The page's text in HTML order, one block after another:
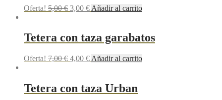
Oferta! 5,00€ 3,00 € Añadir al carrito
Tetera con taza garabatos
Oferta! 7,00€ 4,00 € Añadir al carrito
Tetera con taza Urban